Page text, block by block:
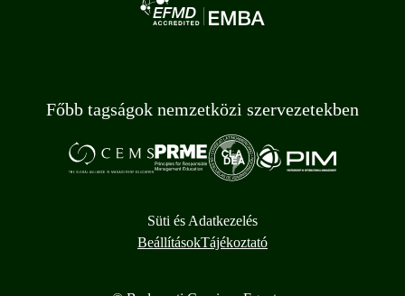
Főbb tagságok nemzetközi szervezetekben
Süti és Adatkezelés
BeállításokTájékoztató